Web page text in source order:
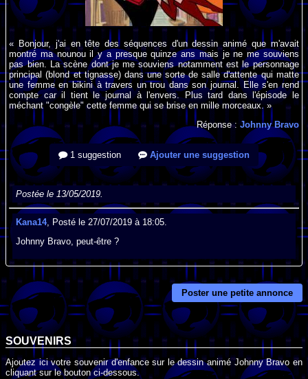
« Bonjour, j'ai en tête des séquences d'un dessin animé que m'avait
montré ma nounou il y a presque quinze ans mais je ne me souviens
pas bien. La scène dont je me souviens notamment est le personnage
principal (blond et tignasse) dans une sorte de salle d'attente qui matte
une femme en bikini à travers un trou dans son journal. Elle s'en rend
compte car il tient le journal à l'envers. Plus tard dans l'épisode le
méchant "congèle" cette femme qui se brise en mille morceaux. »
Réponse :Johnny Bravo
1 suggestion Ajouter une suggestion
Postée le 13/05/2019.
Kana14, Posté le 27/07/2019 à 18:05.
Johnny Bravo, peut-être ?
Poster une petite annonce
SOUVENIRS
Ajoutez ici votre souvenir d'enfance sur le dessin animé Johnny Bravo en
cliquant sur le bouton ci-dessous.